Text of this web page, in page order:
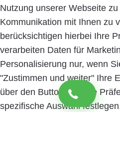
Nutzung unserer Webseite
Kommunikation mit Ihnen zu
berücksichtigen hierbei Ihre
verarbeiten Daten für
Personalisierung nur, wenn
"Zustimmen und weiter" Ihre
über den Button „Cookie
spezifische Auswahl